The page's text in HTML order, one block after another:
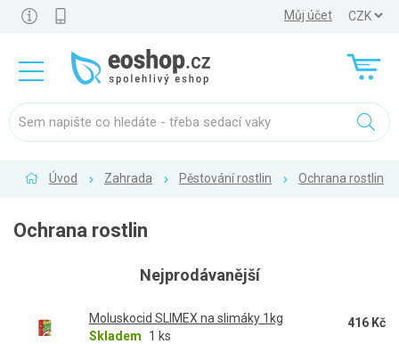
Můj účet
Úvod Zahrada Pěstování rostlin Ochrana rostlin
Ochrana rostlin
Nejprodávanější
Moluskocid SLIMEX na slimáky 1kg
Skladem
1 ks
416 Kč